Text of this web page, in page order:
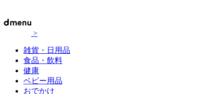
>
雑貨・日用品
食品・飲料
健康
ベビー用品
おでかけ